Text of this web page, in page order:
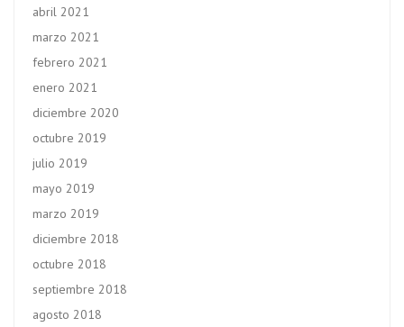
abril 2021
marzo 2021
febrero 2021
enero 2021
diciembre 2020
octubre 2019
julio 2019
mayo 2019
marzo 2019
diciembre 2018
octubre 2018
septiembre 2018
agosto 2018